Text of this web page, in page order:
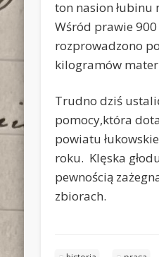
ton nasion łubinu
Wśród prawie
rozprowadzono
kilogramów
Trudno dziś
pomocy,która
powiatu
roku. Klęska
pewnością
zbiorach.